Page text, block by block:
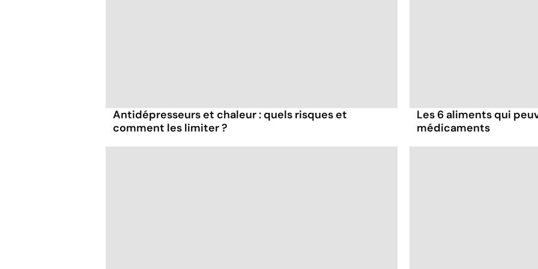
Antidépresseurs et chaleur : quels risques et
comment les limiter ?
Les 6 aliments qui
médicaments